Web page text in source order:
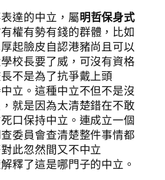
達的中立，屬明哲保身式
權有勢有錢的群體，比如
起臉皮自認港豬尚且可以
校長要了威，可沒有資格
不是為了抗爭戴上頭
立。這種中立不但不是沒
就是因為太清楚錯在不敢
口保持中立。連成立一個
委員會查清楚整件事情都
此忽然間又不中立
釋了這是哪門子的中立。